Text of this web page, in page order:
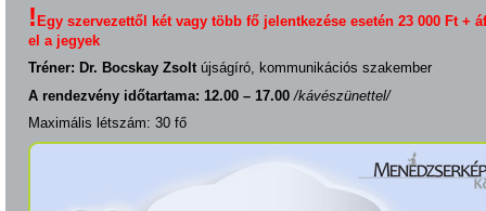
! Egy szervezettől két vagy több fő jelentkezése esetén 23 000 Ft +
el a jegyek
Tréner: Dr. Bocskay Zsoltújságíró, kommunikációs szakember
A rendezvény időtartama: 12.00 – 17.00 /kávészünettel/
Maximális létszám: 30 fő